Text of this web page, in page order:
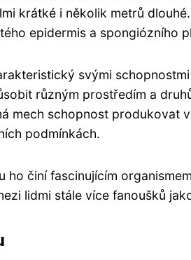
krátké i několik metrů
epidermis a spongiózního
svými
různým prostředím a
mech schopnost produkovat
podmínkách.
ho činí fascinujícím
lidmi stále více fanoušků